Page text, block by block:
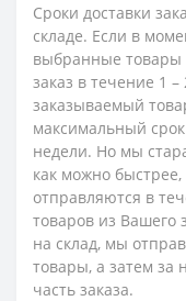
Сроки доставки
складе. Если в
выбранные товары
заказ в течение 1
заказываемый
максимальный срок
недели. Но мы
как можно быстрее,
отправляются в
товаров из Вашего
на склад, мы
товары, а затем
часть заказа.